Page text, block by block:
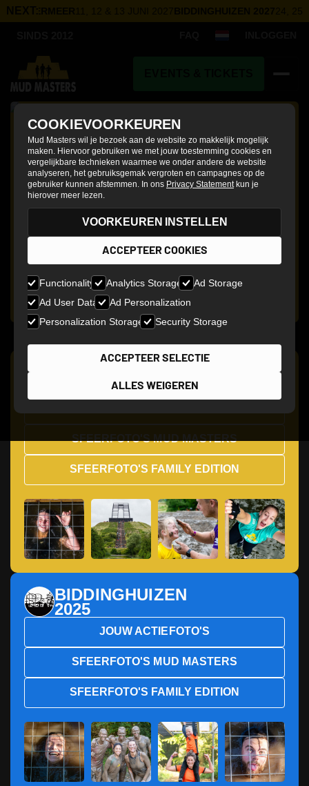
COOKIEVOORKEUREN
Mud Masters wil je bezoek aan de website zo makkelijk mogelijk
maken. Hiervoor gebruiken we met jouw toestemming cookies en
vergelijkbare technieken waarmee we onder andere de website
analyseren, het gebruiksgemak vergroten en campagnes op de
gebruiker kunnen afstemmen. In ons Privacy Statementkun je
hierover meer lezen.
VOORKEUREN INSTELLEN
ACCEPTEER COOKIES
Functionality Analytics Storage
Ad Storage
Ad User Data
Ad Personalization
Personalization Storage
Security Storage
ACCEPTEER SELECTIE
ALLES WEIGEREN
FOTO'S &
VIDEO'S
SFEERFOTO'S MUD MASTERS
SFEERFOTO'S FAMILY EDITION
BIDDINGHUIZEN
2025
JOUW ACTIEFOTO'S
SFEERFOTO'S MUD MASTERS
SFEERFOTO'S FAMILY EDITION